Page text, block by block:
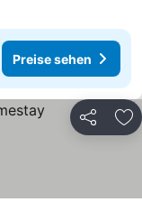
Preise sehen
Teilen